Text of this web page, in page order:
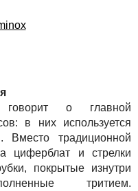
о главной
в них используется
Вместо традиционной
циферблат и стрелки
покрытые изнутри
тритием.